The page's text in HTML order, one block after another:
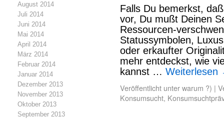
August 2014
Juli 2014
Juni 2014
Mai 2014
April 2014
März 2014
Februar 2014
Januar 2014
Dezember 2013
November 2013
Oktober 2013
September 2013
Falls Du bemerkst,
vor, Du mußt Deinen
Ressourcen-
Statussymbolen,
oder erkaufter
mehr entdeckst, wie
kannst … Weiterlesen
Veröffentlicht unterwarum ?) |
Konsumsucht,